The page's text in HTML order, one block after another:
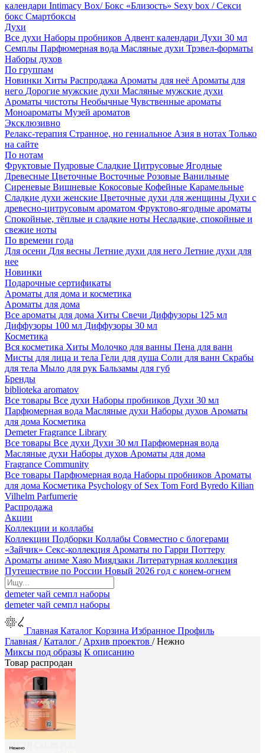
календари Intimacy Box/ Бокс «Близость» Sexy box / Секси
бокс Смартбоксы
Духи
Все духи Наборы пробников Адвент календари Духи 30 мл
Семплы Парфюмерная вода Масляные духи Трэвел-форматы
Наборы духов
По группам
Новинки Хиты Распродажа Ароматы для неё Ароматы для
него Дорогие мужские духи Масляные мужские духи
Ароматы чистоты Необычные Чувственные ароматы
Моноароматы Музей ароматов
Эксклюзивно
Релакс-терапия Странное, но гениальное Азия в нотах Только
на сайте
По нотам
Фруктовые Пудровые Сладкие Цитрусовые Ягодные
Древесные Цветочные Восточные Розовые Ванильные
Сиреневые Вишневые Кокосовые Кофейные Карамельные
Сладкие духи женские Цветочные духи для женщины Духи с
древесно-цитрусовым ароматом Фруктово-ягодные ароматы
Спокойные, тёплые и сладкие ноты Несладкие, спокойные и
свежие ноты
По времени года
Для осени Для весны Летние духи для него Летние духи для
нее
Новинки
Подарочные сертификаты
Ароматы для дома и косметика
Ароматы для дома
Все ароматы для дома Хиты Свечи Диффузоры 125 мл
Диффузоры 100 мл Диффузоры 30 мл
Косметика
Вся косметика Хиты Молочко для ванны Пена для ванн
Мисты для лица и тела Гели для душа Соли для ванн Скрабы
для тела Мыло для рук Бальзамы для губ
Бренды
biblioteka aromatov
Все товары Все духи Наборы пробников Духи 30 мл
Парфюмерная вода Масляные духи Наборы духов Ароматы
для дома Косметика
Demeter Fragrance Library
Все товары Все духи Духи 30 мл Парфюмерная вода
Масляные духи Наборы духов Ароматы для дома
Fragrance Community
Все товары Парфюмерная вода Наборы пробников Ароматы
для дома Косметика Psychology of Sex Tom Ford Byredo Kilian
Vilhelm Parfumerie
Распродажа
Акции
Коллекции и коллабы
Коллекции Подборки Коллабы Совместно с блогерами
«Зайчик» Секс-коллекция Ароматы по Гарри Поттеру
Ароматы аниме Хаяо Миядзаки Литературная коллекция
Путешествие по России Новый 2026 год с конем-огнем
demeterчай семпл наборы
demeterчай семпл наборы
Главная Каталог Корзина Избранное Профиль
Главная /Каталог / Архив проектов /Нежно
Миксы под образы К описанию
Товар распродан